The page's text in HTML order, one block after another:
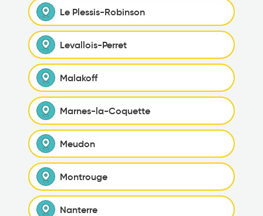
Le Plessis-Robinson
Levallois-Perret
Malakoff
Marnes-la-Coquette
Meudon
Montrouge
Nanterre